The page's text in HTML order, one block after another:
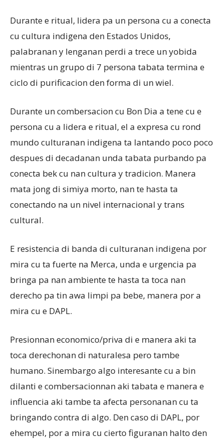
Durante e ritual, lidera pa un persona cu a conecta
cu cultura indigena den Estados Unidos,
palabranan y lenganan perdi a trece un yobida
mientras un grupo di 7 persona tabata termina e
ciclo di purificacion den forma di un wiel.
Durante un combersacion cu Bon Dia a tene cu e
persona cu a lidera e ritual, el a expresa cu rond
mundo culturanan indigena ta lantando poco poco
despues di decadanan unda tabata purbando pa
conecta bek cu nan cultura y tradicion. Manera
mata jong di simiya morto, nan te hasta ta
conectando na un nivel internacional y trans
cultural.
E resistencia di banda di culturanan indigena por
mira cu ta fuerte na Merca, unda e urgencia pa
bringa pa nan ambiente te hasta ta toca nan
derecho pa tin awa limpi pa bebe, manera por a
mira cu e DAPL.
Presionnan economico/priva di e manera aki ta
toca derechonan di naturalesa pero tambe
humano. Sinembargo algo interesante cu a bin
dilanti e combersacionnan aki tabata e manera e
influencia aki tambe ta afecta personanan cu ta
bringando contra di algo. Den caso di DAPL, por
ehempel, por a mira cu cierto figuranan halto den